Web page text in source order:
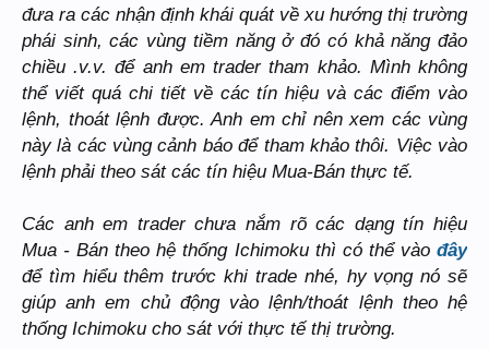
đưa ra các nhận định khái quát về xu hướng thị trường
phái sinh, các vùng tiềm năng ở đó có khả năng đảo
chiều .v.v. để anh em trader tham khảo. Mình không
thể viết quá chi tiết về các tín hiệu và các điểm vào
lệnh, thoát lệnh được. Anh em chỉ nên xem các vùng
này là các vùng cảnh báo để tham khảo thôi. Việc vào
lệnh phải theo sát các tín hiệu Mua-Bán thực tế.
Các anh em trader chưa nắm rõ các dạng tín hiệu
Mua - Bán theo hệ thống Ichimoku thì có thể vào đây
để tìm hiểu thêm trước khi trade nhé, hy vọng nó sẽ
giúp anh em chủ động vào lệnh/thoát lệnh theo hệ
thống Ichimoku cho sát với thực tế thị trường.